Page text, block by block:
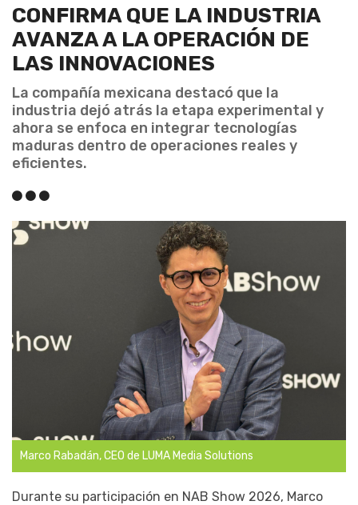
CONFIRMA QUE LA INDUSTRIA
AVANZA A LA OPERACIÓN DE
LAS INNOVACIONES
La compañía mexicana destacó que la
industria dejó atrás la etapa experimental y
ahora se enfoca en integrar tecnologías
maduras dentro de operaciones reales y
eficientes.
Marco Rabadán, CEO de LUMA Media Solutions
Durante su participación en NAB Show 2026, Marco